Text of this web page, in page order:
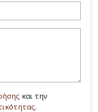
και την
.